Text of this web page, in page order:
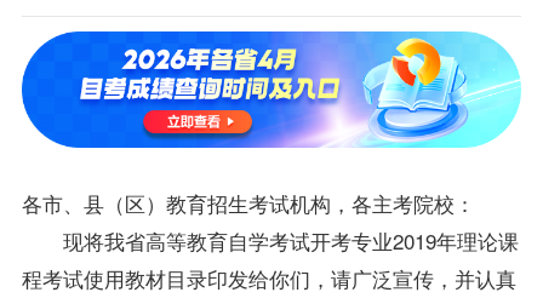
各市、县（区）教育招生考试机构，各主考院校：
现将我省高等教育自学考试开考专业2019年理论课
程考试使用教材目录印发给你们，请广泛宣传，并认真